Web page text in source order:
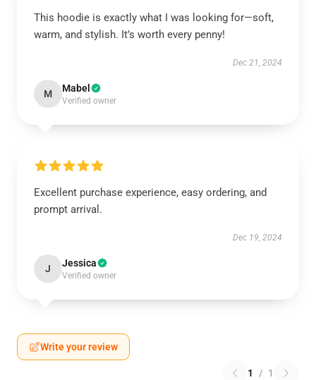
This hoodie is exactly what I was looking for—soft,
warm, and stylish. It’s worth every penny!
Dec 21, 2024
M Mabel
Verified owner
Excellent purchase experience, easy ordering, and
prompt arrival.
Dec 19, 2024
J Jessica
Verified owner
Write your review
1 / 1